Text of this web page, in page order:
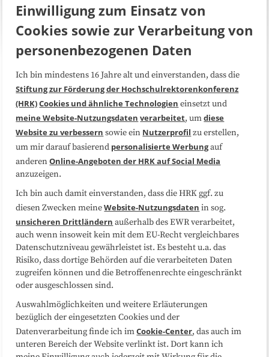
Über uns FAQ
Medienarbeit Kooperationen
Datenschutzerklärung Impressum
Sitemap
Folgen Sie uns
Einwilligung zum Einsatz von
Cookies sowie zur Verarbeitung von
personenbezogenen Daten
Ich bin mindestens 16 Jahre alt und einverstanden, dass die
Stiftung zur Förderung der Hochschulrektorenkonferenz
(HRK)Cookies und ähnliche Technologien einsetzt und
meine Website-Nutzungsdaten verarbeitet, umdiese
Website zu verbessern sowie ein Nutzerprofil zu erstellen,
um mir darauf basierend personalisierte Werbungauf
anderenOnline-Angeboten der HRK auf Social Media
anzuzeigen.
Ich bin auch damit einverstanden, dass die HRK ggf. zu
diesen Zwecken meineWebsite-Nutzungsdaten in sog.
unsicheren Drittländern außerhalb des EWR verarbeitet,
auch wenn insoweit kein mit dem EU-Recht vergleichbares
Datenschutzniveau gewährleistet ist. Es besteht u.a. das
Risiko, dass dortige Behörden auf die verarbeiteten Daten
zugreifen können und die Betroffenenrechte eingeschränkt
oder ausgeschlossen sind.
Auswahlmöglichkeiten und weitere Erläuterungen
bezüglich der eingesetzten Cookies und der
Datenverarbeitung finde ich imCookie-Center, das auch im
unteren Bereich der Website verlinkt ist. Dort kann ich